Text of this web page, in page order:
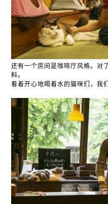
还有一个房间是咖啡厅风格。对
料。
看着开心地喝着水的猫咪们，我